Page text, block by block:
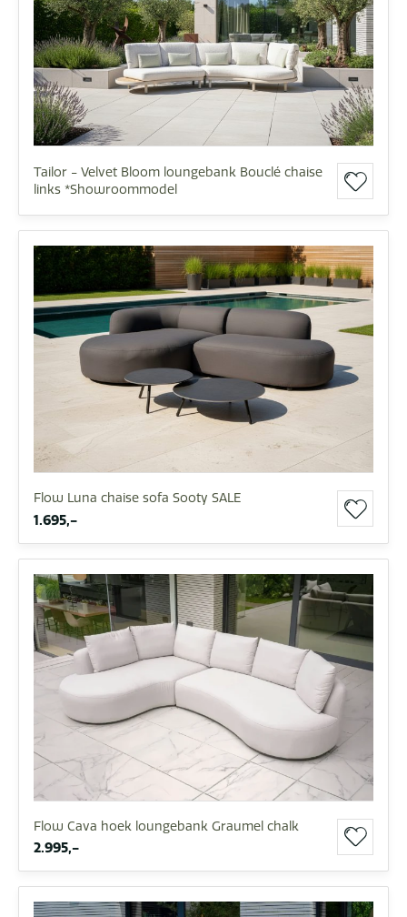
Tailor - Velvet Bloom loungebank Bouclé chaise
links *Showroommodel
Flow Luna chaise sofa Sooty SALE
1.695,-
Flow Cava hoek loungebank Graumel chalk
2.995,-